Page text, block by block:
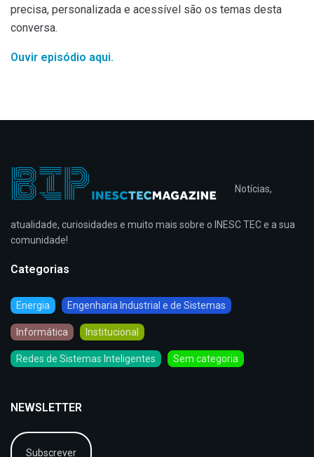
precisa, personalizada e acessível são os temas desta
conversa.
Ouvir episódio aqui.
Notícias,
atualidade, curiosidades e muito mais sobre o INESC TEC e a sua
comunidade!
Categorias
Energia Engenharia Industrial e de Sistemas
Informática Institucional
Redes de Sistemas Inteligentes Sem categoria
NEWSLETTER
Subscrever